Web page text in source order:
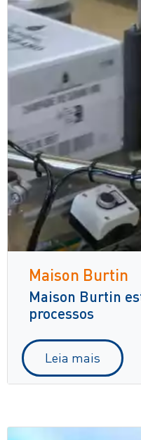
Maison Burtin
Maison Burtin
processos
Leia mais